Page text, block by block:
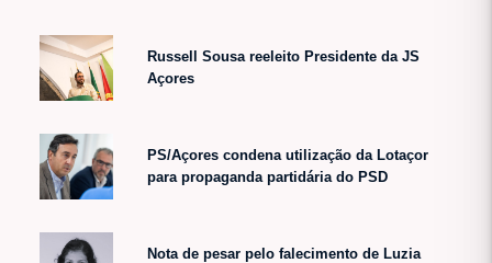
Russell Sousa reeleito Presidente da JS
Açores
PS/Açores condena utilização da Lotaçor
para propaganda partidária do PSD
Nota de pesar pelo falecimento de Luzia